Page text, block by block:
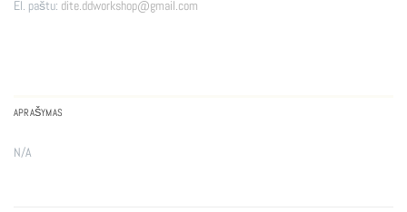
El. paštu: dite.ddworkshop@gmail.com
APRAŠYMAS
N/A